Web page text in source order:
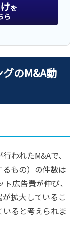
を
ら
のM&A動
われたM&Aで、
もの）の件数は
広告費が伸び、
拡大しているこ
いると考えられま